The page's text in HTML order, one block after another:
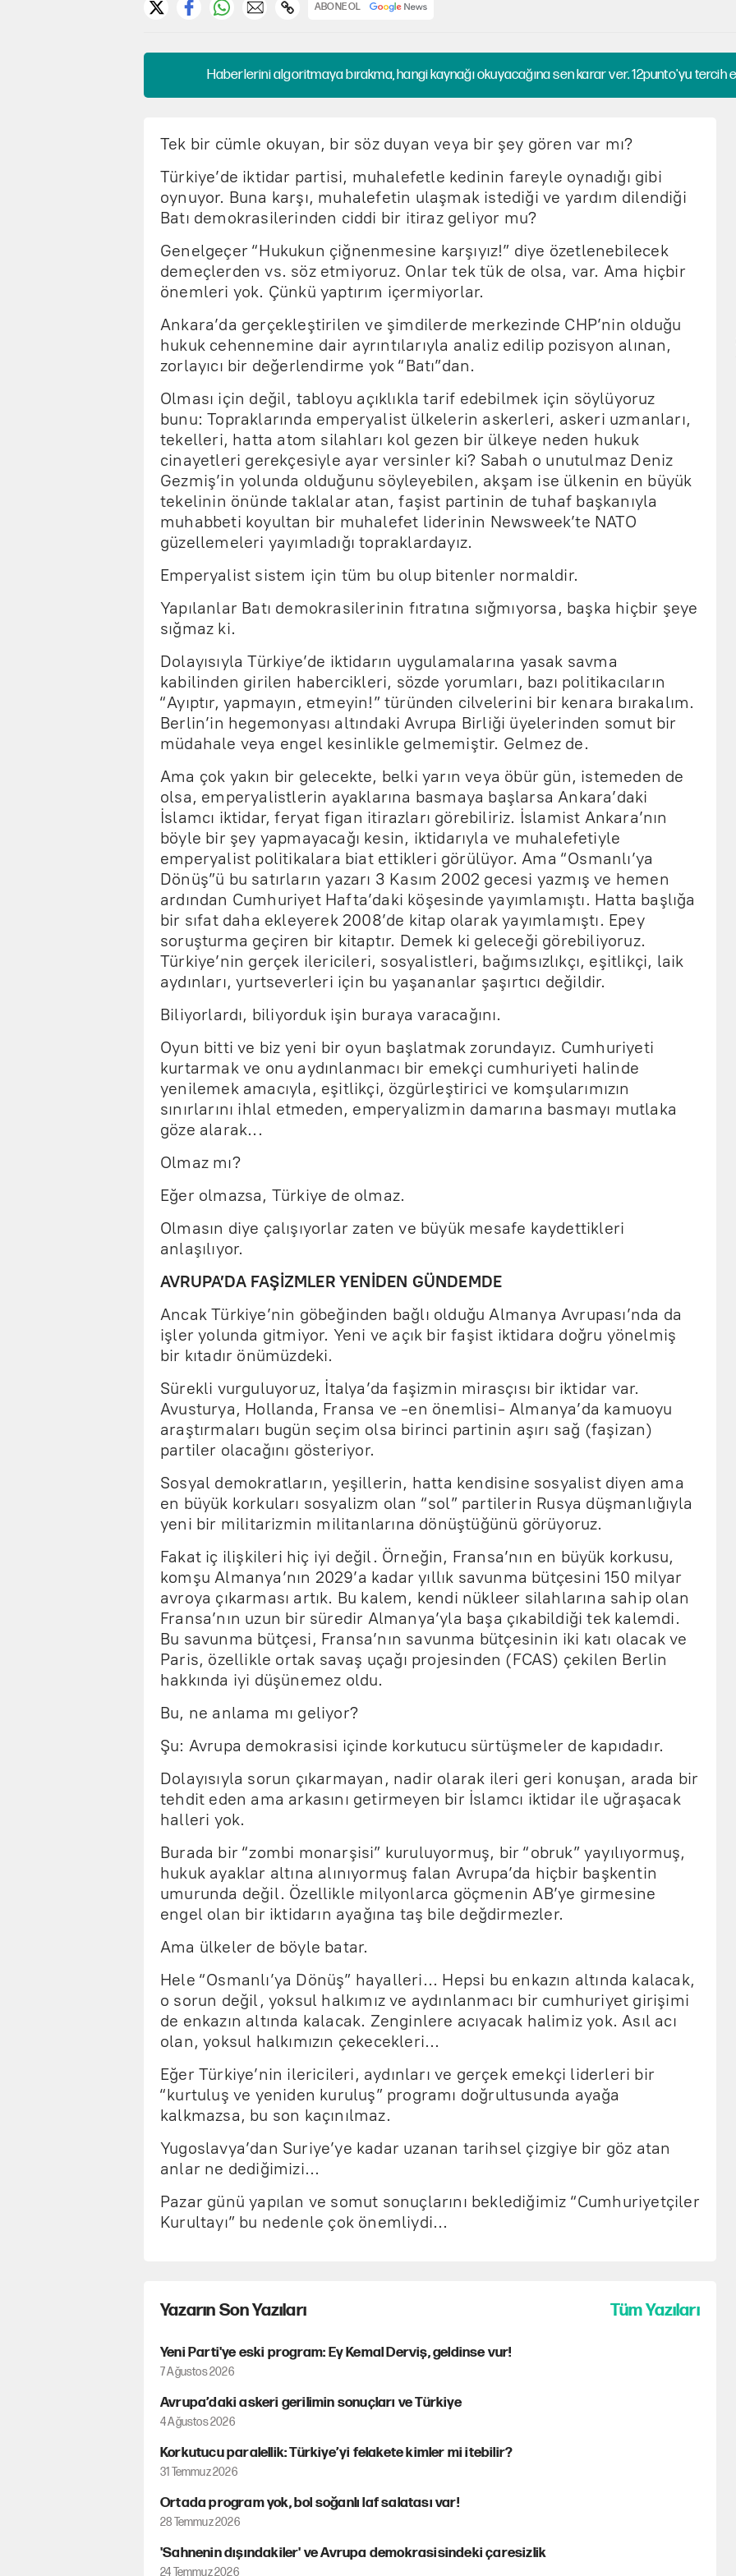
ABONE OL
Haberlerini algoritmaya bırakma, hangi kaynağı okuyacağına sen karar ver. 12punto'yu tercih
Tek bir cümle okuyan, bir söz duyan veya bir şey gören var mı?
Türkiye’de iktidar partisi, muhalefetle kedinin fareyle oynadığı gibi
oynuyor. Buna karşı, muhalefetin ulaşmak istediği ve yardım dilendiği
Batı demokrasilerinden ciddi bir itiraz geliyor mu?
Genelgeçer “Hukukun çiğnenmesine karşıyız!” diye özetlenebilecek
demeçlerden vs. söz etmiyoruz. Onlar tek tük de olsa, var. Ama hiçbir
önemleri yok. Çünkü yaptırım içermiyorlar.
Ankara’da gerçekleştirilen ve şimdilerde merkezinde CHP’nin olduğu
hukuk cehennemine dair ayrıntılarıyla analiz edilip pozisyon alınan,
zorlayıcı bir değerlendirme yok “Batı”dan.
Olması için değil, tabloyu açıklıkla tarif edebilmek için söylüyoruz
bunu: Topraklarında emperyalist ülkelerin askerleri, askeri uzmanları,
tekelleri, hatta atom silahları kol gezen bir ülkeye neden hukuk
cinayetleri gerekçesiyle ayar versinler ki? Sabah o unutulmaz Deniz
Gezmiş’in yolunda olduğunu söyleyebilen, akşam ise ülkenin en büyük
tekelinin önünde taklalar atan, faşist partinin de tuhaf başkanıyla
muhabbeti koyultan bir muhalefet liderinin Newsweek’te NATO
güzellemeleri yayımladığı topraklardayız.
Emperyalist sistem için tüm bu olup bitenler normaldir.
Yapılanlar Batı demokrasilerinin fıtratına sığmıyorsa, başka hiçbir şeye
sığmaz ki.
Dolayısıyla Türkiye’de iktidarın uygulamalarına yasak savma
kabilinden girilen habercikleri, sözde yorumları, bazı politikacıların
“Ayıptır, yapmayın, etmeyin!” türünden cilvelerini bir kenara bırakalım.
Berlin’in hegemonyası altındaki Avrupa Birliği üyelerinden somut bir
müdahale veya engel kesinlikle gelmemiştir. Gelmez de.
Ama çok yakın bir gelecekte, belki yarın veya öbür gün, istemeden de
olsa, emperyalistlerin ayaklarına basmaya başlarsa Ankara’daki
İslamcı iktidar, feryat figan itirazları görebiliriz. İslamist Ankara’nın
böyle bir şey yapmayacağı kesin, iktidarıyla ve muhalefetiyle
emperyalist politikalara biat ettikleri görülüyor. Ama “Osmanlı’ya
Dönüş”ü bu satırların yazarı 3 Kasım 2002 gecesi yazmış ve hemen
ardından Cumhuriyet Hafta’daki köşesinde yayımlamıştı. Hatta başlığa
bir sıfat daha ekleyerek 2008’de kitap olarak yayımlamıştı. Epey
soruşturma geçiren bir kitaptır. Demek ki geleceği görebiliyoruz.
Türkiye’nin gerçek ilericileri, sosyalistleri, bağımsızlıkçı, eşitlikçi, laik
aydınları, yurtseverleri için bu yaşananlar şaşırtıcı değildir.
Biliyorlardı, biliyorduk işin buraya varacağını.
Oyun bitti ve biz yeni bir oyun başlatmak zorundayız. Cumhuriyeti
kurtarmak ve onu aydınlanmacı bir emekçi cumhuriyeti halinde
yenilemek amacıyla, eşitlikçi, özgürleştirici ve komşularımızın
sınırlarını ihlal etmeden, emperyalizmin damarına basmayı mutlaka
göze alarak...
Olmaz mı?
Eğer olmazsa, Türkiye de olmaz.
Olmasın diye çalışıyorlar zaten ve büyük mesafe kaydettikleri
anlaşılıyor.
AVRUPA’DA FAŞİZMLER YENİDEN GÜNDEMDE
Ancak Türkiye’nin göbeğinden bağlı olduğu Almanya Avrupası’nda da
işler yolunda gitmiyor. Yeni ve açık bir faşist iktidara doğru yönelmiş
bir kıtadır önümüzdeki.
Sürekli vurguluyoruz, İtalya’da faşizmin mirasçısı bir iktidar var.
Avusturya, Hollanda, Fransa ve -en önemlisi- Almanya’da kamuoyu
araştırmaları bugün seçim olsa birinci partinin aşırı sağ (faşizan)
partiler olacağını gösteriyor.
Sosyal demokratların, yeşillerin, hatta kendisine sosyalist diyen ama
en büyük korkuları sosyalizm olan “sol” partilerin Rusya düşmanlığıyla
yeni bir militarizmin militanlarına dönüştüğünü görüyoruz.
Fakat iç ilişkileri hiç iyi değil. Örneğin, Fransa’nın en büyük korkusu,
komşu Almanya’nın 2029’a kadar yıllık savunma bütçesini 150 milyar
avroya çıkarması artık. Bu kalem, kendi nükleer silahlarına sahip olan
Fransa’nın uzun bir süredir Almanya’yla başa çıkabildiği tek kalemdi.
Bu savunma bütçesi, Fransa’nın savunma bütçesinin iki katı olacak ve
Paris, özellikle ortak savaş uçağı projesinden (FCAS) çekilen Berlin
hakkında iyi düşünemez oldu.
Bu, ne anlama mı geliyor?
Şu: Avrupa demokrasisi içinde korkutucu sürtüşmeler de kapıdadır.
Dolayısıyla sorun çıkarmayan, nadir olarak ileri geri konuşan, arada bir
tehdit eden ama arkasını getirmeyen bir İslamcı iktidar ile uğraşacak
halleri yok.
Burada bir “zombi monarşisi” kuruluyormuş, bir “obruk” yayılıyormuş,
hukuk ayaklar altına alınıyormuş falan Avrupa’da hiçbir başkentin
umurunda değil. Özellikle milyonlarca göçmenin AB’ye girmesine
engel olan bir iktidarın ayağına taş bile değdirmezler.
Ama ülkeler de böyle batar.
Hele “Osmanlı’ya Dönüş” hayalleri... Hepsi bu enkazın altında kalacak,
o sorun değil, yoksul halkımız ve aydınlanmacı bir cumhuriyet girişimi
de enkazın altında kalacak. Zenginlere acıyacak halimiz yok. Asıl acı
olan, yoksul halkımızın çekecekleri...
Eğer Türkiye’nin ilericileri, aydınları ve gerçek emekçi liderleri bir
“kurtuluş ve yeniden kuruluş” programı doğrultusunda ayağa
kalkmazsa, bu son kaçınılmaz.
Yugoslavya’dan Suriye’ye kadar uzanan tarihsel çizgiye bir göz atan
anlar ne dediğimizi...
Pazar günü yapılan ve somut sonuçlarını beklediğimiz “Cumhuriyetçiler
Kurultayı” bu nedenle çok önemliydi...
Yazarın Son Yazıları Tüm Yazıları
Yeni Parti'ye eski program: Ey Kemal Derviş, geldinse vur!
7 Ağustos 2026
Avrupa’daki askeri gerilimin sonuçları ve Türkiye
4 Ağustos 2026
Korkutucu paralellik: Türkiye’yi felakete kimler mi itebilir?
31 Temmuz 2026
Ortada program yok, bol soğanlı laf salatası var!
28 Temmuz 2026
'Sahnenin dışındakiler' ve Avrupa demokrasisindeki çaresizlik
24 Temmuz 2026